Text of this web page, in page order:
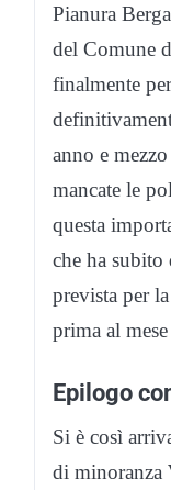
Pianura
del Comune
finalmente
anno e
mancate le
questa
che ha
prevista per
prima al
Epilogo
Si è così
di minoranza